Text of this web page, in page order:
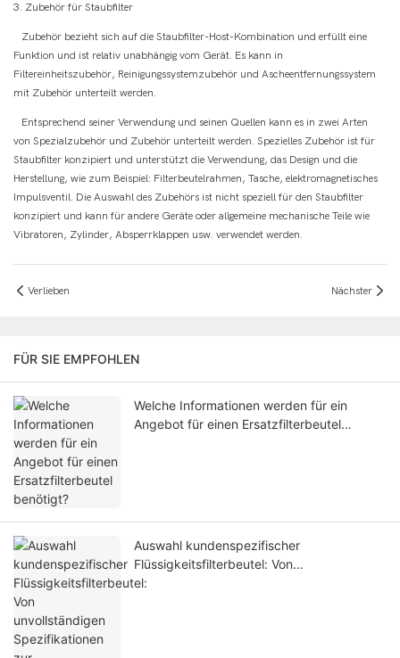
3. Zubehör für Staubfilter
Zubehör bezieht sich auf die Staubfilter-Host-Kombination und erfüllt eine
Funktion und ist relativ unabhängig vom Gerät. Es kann in
Filtereinheitszubehör, Reinigungssystemzubehör und Ascheentfernungssystem
mit Zubehör unterteilt werden.
Entsprechend seiner Verwendung und seinen Quellen kann es in zwei Arten
von Spezialzubehör und Zubehör unterteilt werden. Spezielles Zubehör ist für
Staubfilter konzipiert und unterstützt die Verwendung, das Design und die
Herstellung, wie zum Beispiel: Filterbeutelrahmen, Tasche, elektromagnetisches
Impulsventil. Die Auswahl des Zubehörs ist nicht speziell für den Staubfilter
konzipiert und kann für andere Geräte oder allgemeine mechanische Teile wie
Vibratoren, Zylinder, Absperrklappen usw. verwendet werden.
Verlieben Nächster
FÜR SIE EMPFOHLEN
Welche Informationen werden für ein
Angebot für einen Ersatzfilterbeutel
Auswahl kundenspezifischer
Flüssigkeitsfilterbeutel: Von
unvollständigen Spezifikationen zur